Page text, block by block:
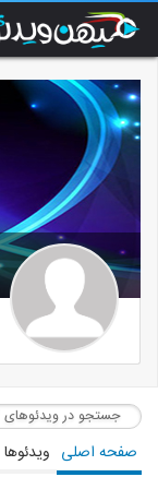
صفحه اصلی ویدئوها